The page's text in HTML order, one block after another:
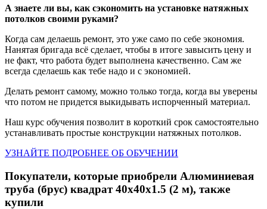
А знаете ли вы, как сэкономить на установке натяжных
потолков своими руками?
Когда сам делаешь ремонт, это уже само по себе экономия.
Нанятая бригада всё сделает, чтобы в итоге завысить цену и
не факт, что работа будет выполнена качественно. Сам же
всегда сделаешь как тебе надо и с экономией.
Делать ремонт самому, можно только тогда, когда вы уверены
что потом не придется выкидывать испорченный материал.
Наш курс обучения позволит в короткий срок самостоятельно
устанавливать простые конструкции натяжных потолков.
УЗНАЙТЕ ПОДРОБНЕЕ ОБ ОБУЧЕНИИ
Покупатели, которые приобрели Алюминиевая
труба (брус) квадрат 40х40х1.5 (2 м), также
купили